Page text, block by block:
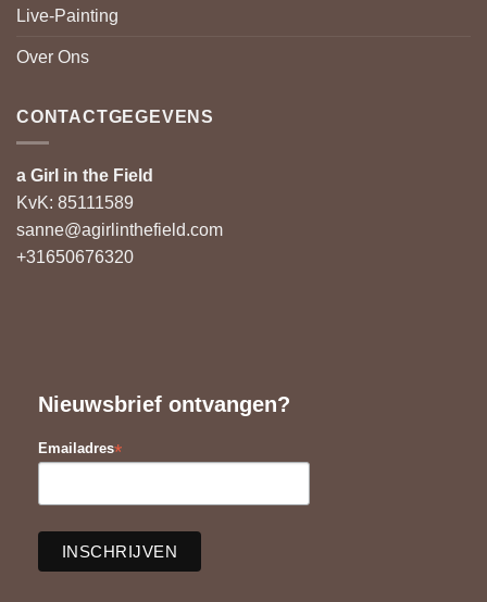
Live-Painting
Over Ons
CONTACTGEGEVENS
a Girl in the Field
KvK: 85111589
sanne@agirlinthefield.com
+31650676320
Nieuwsbrief ontvangen?
Emailadres*